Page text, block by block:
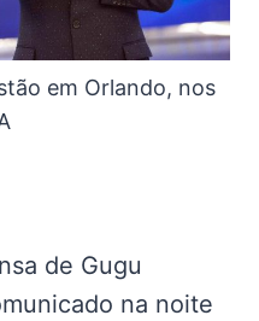
em Orlando, nos
de Gugu
na noite